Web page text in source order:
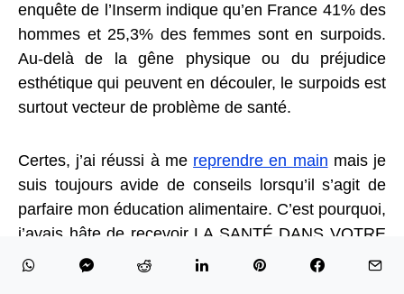
enquête de l’Inserm indique qu’en France 41% des
hommes et 25,3% des femmes sont en surpoids.
Au-delà de la gêne physique ou du préjudice
esthétique qui peuvent en découler, le surpoids est
surtout vecteur de problème de santé.
Certes, j’ai réussi à me reprendre en main mais je
suis toujours avide de conseils lorsqu’il s’agit de
parfaire mon éducation alimentaire. C’est pourquoi,
j’avais hâte de recevoir LA SANTÉ DANS VOTRE
ASSIETTE, un ouvrage réalisé parHarmonie